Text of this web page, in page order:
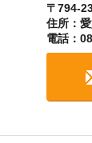
〒794-
住所：
電話：